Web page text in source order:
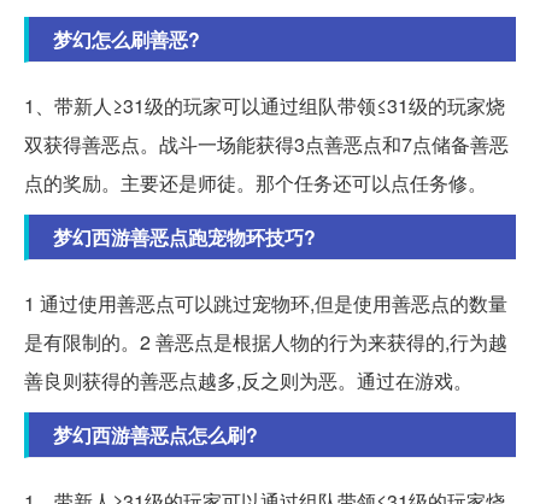
梦幻怎么刷善恶?
1、带新人≥31级的玩家可以通过组队带领≤31级的玩家烧
双获得善恶点。战斗一场能获得3点善恶点和7点储备善恶
点的奖励。主要还是师徒。那个任务还可以点任务修。
梦幻西游善恶点跑宠物环技巧?
1 通过使用善恶点可以跳过宠物环,但是使用善恶点的数量
是有限制的。2 善恶点是根据人物的行为来获得的,行为越
善良则获得的善恶点越多,反之则为恶。通过在游戏。
梦幻西游善恶点怎么刷?